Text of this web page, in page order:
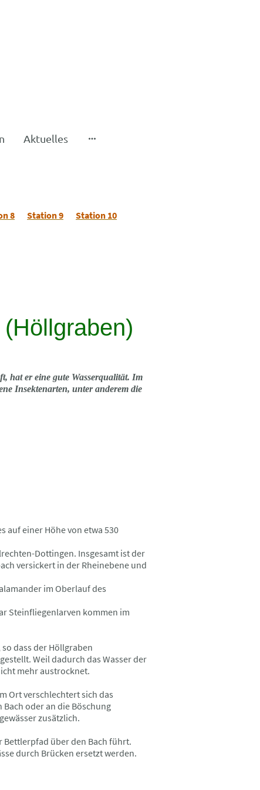
Aktuelles
8 Station 9 Station 10
hat er eine gute Wasserqualität. Im
Insektenarten, unter anderem die
auf einer Höhe von etwa 530
Dottingen. Insgesamt ist der
versickert in der Rheinebene und
im Oberlauf des
Steinfliegenlarven kommen im
dass der Höllgraben
Weil dadurch das Wasser der
mehr austrocknet.
Ort verschlechtert sich das
oder an die Böschung
zusätzlich.
Bettlerpfad über den Bach führt.
durch Brücken ersetzt werden.